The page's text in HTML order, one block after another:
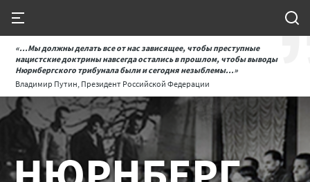
«...Мы должны делать все от нас зависящее, чтобы преступные
нацистские доктрины навсегда остались в прошлом, чтобы выводы
Нюрнбергского трибунала были и сегодня незыблемы...»
Владимир Путин, Президент Российской Федерации